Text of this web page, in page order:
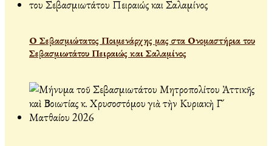
Ο Σεβασμιώτατος Ποιμενάρχης μας στα Ονομαστήρια του
Σεβασμιωτάτου Πειραιώς και Σαλαμίνος